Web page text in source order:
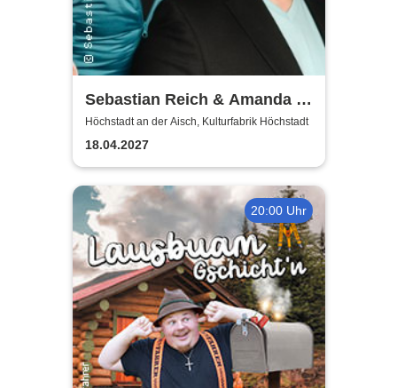
Sebastian Reich & Amanda -
Purer Zufall
Höchstadt an der Aisch, Kulturfabrik Höchstadt
18.04.2027
20:00 Uhr